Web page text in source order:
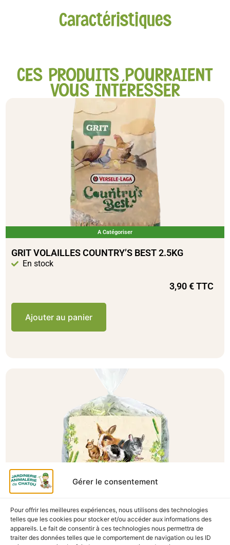
Gérer le consentement
Pour offrir les meilleures expériences, nous utilisons des technologies
telles que les cookies pour stocker et/ou accéder aux informations des
appareils. Le fait de consentir à ces technologies nous permettra de
traiter des données telles que le comportement de navigation ou les ID
Caractéristiques
CES PRODUITS POURRAIENT
VOUS INTÉRESSER
A Catégoriser
GRIT VOLAILLES COUNTRY’S BEST 2.5KG
En stock
3,90€TTC
Ajouter au panier
FOIN BETTRAVE ROUGE TOMATE 500G
En stock